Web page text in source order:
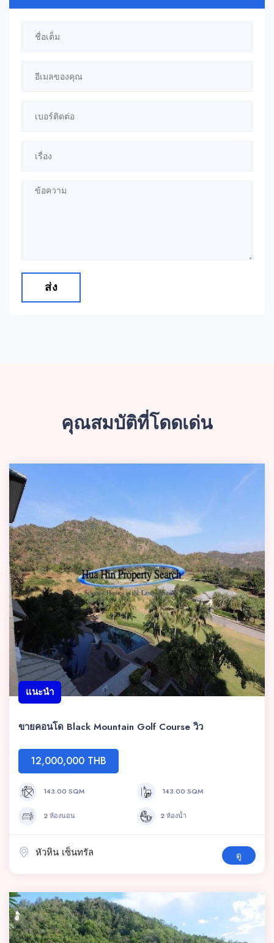
ส่ง
คุณสมบัติที่โดดเด่น
แนะนำ
ขายคอนโด Black Mountain Golf Course วิว
12,000,000 THB
143.00 SQM 143.00 SQM
2 ห้องนอน 2 ห้องน้ำ
หัวหิน เซ็นทรัล ดู